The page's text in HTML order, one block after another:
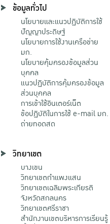
ข้อมูลทั่วไป
นโยบายและแนวปฏิบัติการใช้
ปัญญาประดิษฐ์
นโยบายการใช้งานเครือข่าย
มก.
นโยบายคุ้มครองข้อมูลส่วน
บุคคล
แนวปฏิบัติการคุ้มครองข้อมูล
ส่วนบุคคล
การเข้าใช้อินเตอร์เน็ต
ข้อปฏิบัติในการใช้ e-mail มก.
ถ่ายทอดสด
วิทยาเขต
บางเขน
วิทยาเขตกําแพงแสน
วิทยาเขตเฉลิมพระเกียรติ
จังหวัดสกลนคร
วิทยาเขตศรีราชา
สำนักงานเขตบริหารการเรียนรู้